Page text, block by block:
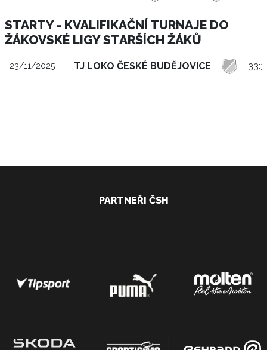
STARTY - KVALIFIKAČNÍ TURNAJE DO
ŽÁKOVSKÉ LIGY STARŠÍCH ŽÁKŮ
23/11/2025 TJ LOKO ČESKÉ BUDĚJOVICE
PARTNEŘI ČSH